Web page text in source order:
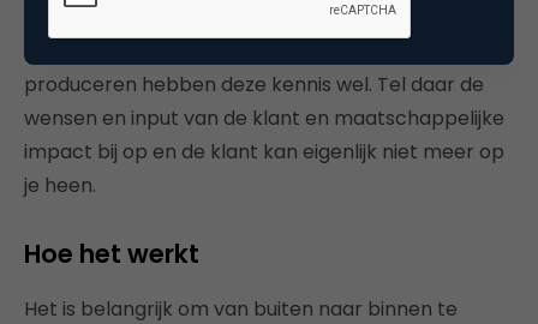
van belang. In dit geval mist de marketingafdeling
deze kennis, maar degene die het product
produceren hebben deze kennis wel. Tel daar de
wensen en input van de klant en maatschappelijke
impact bij op en de klant kan eigenlijk niet meer op
je heen.
Hoe het werkt
Het is belangrijk om van buiten naar binnen te